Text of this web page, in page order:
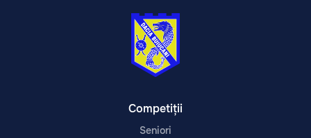
Competiții
Seniori